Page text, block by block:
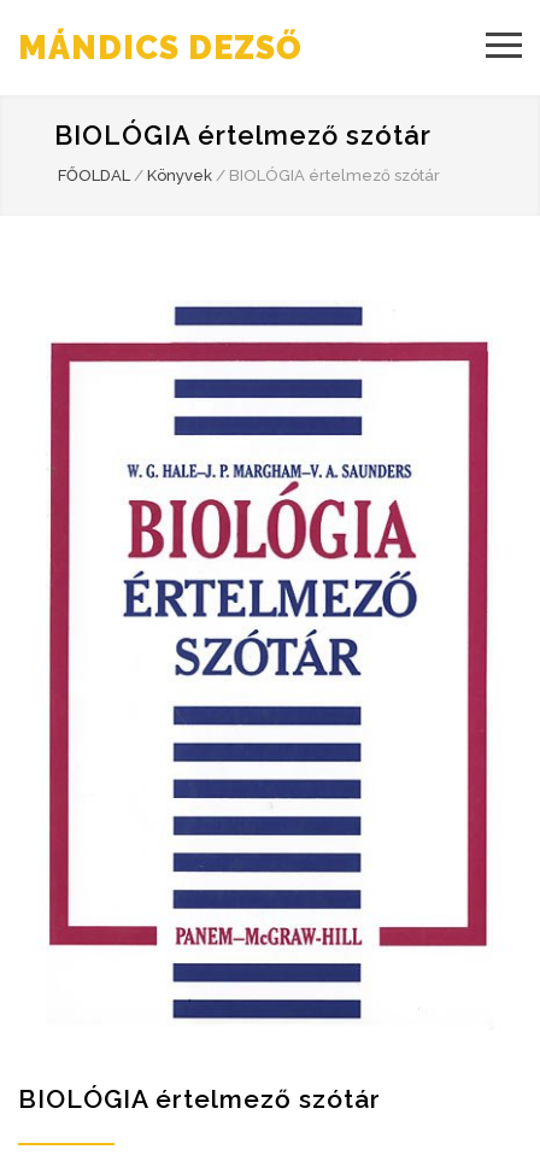
MÁNDICS DEZSŐ
BIOLÓGIA értelmező szótár
FŐOLDAL / Könyvek / BIOLÓGIA értelmező szótár
BIOLÓGIA értelmező szótár